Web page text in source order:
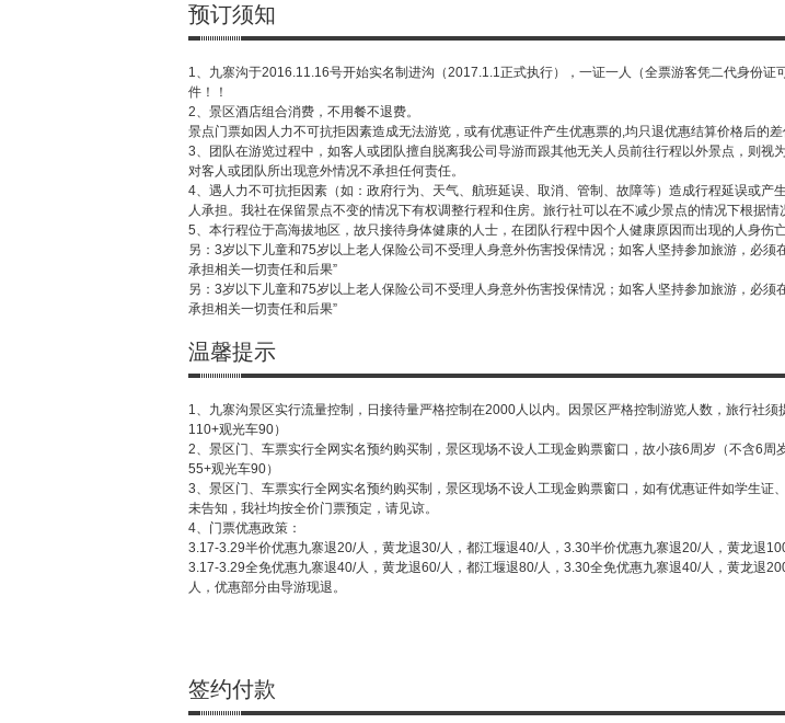
预订须知
1、九寨沟于2016.11.16号开始实名制进沟（2017.1.1正式执行），一证一人（全票游客凭二代身份
件！！
2、景区酒店组合消费，不用餐不退费。
景点门票如因人力不可抗拒因素造成无法游览，或有优惠证件产生优惠票的,均只退优惠结算价格后的差
3、团队在游览过程中，如客人或团队擅自脱离我公司导游而跟其他无关人员前往行程以外景点，则
对客人或团队所出现意外情况不承担任何责任。
4、遇人力不可抗拒因素（如：政府行为、天气、航班延误、取消、管制、故障等）造成行程延误或
人承担。我社在保留景点不变的情况下有权调整行程和住房。旅行社可以在不减少景点的情况下根据情
5、本行程位于高海拔地区，故只接待身体健康的人士，在团队行程中因个人健康原因而出现的人身伤
另：3岁以下儿童和75岁以上老人保险公司不受理人身意外伤害投保情况；如客人坚持参加旅游，必
承担相关一切责任和后果”
另：3岁以下儿童和75岁以上老人保险公司不受理人身意外伤害投保情况；如客人坚持参加旅游，必
承担相关一切责任和后果”
温馨提示
1、九寨沟景区实行流量控制，日接待量严格控制在2000人以内。因景区严格控制游览人数，旅行社
110+观光车90）
2、景区门、车票实行全网实名预约购买制，景区现场不设人工现金购票窗口，故小孩6周岁（不含6
55+观光车90）
3、景区门、车票实行全网实名预约购买制，景区现场不设人工现金购票窗口，如有优惠证件如学生
未告知，我社均按全价门票预定，请见谅。
4、门票优惠政策：
3.17-3.29半价优惠九寨退20/人，黄龙退30/人，都江堰退40/人，3.30半价优惠九寨退20/人，黄龙退
3.17-3.29全免优惠九寨退40/人，黄龙退60/人，都江堰退80/人，3.30全免优惠九寨退40/人，黄龙退
人，优惠部分由导游现退。
签约付款